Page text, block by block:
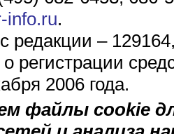
info.ru.
редакции –
о регистрации
2006 года.
файлы cookie